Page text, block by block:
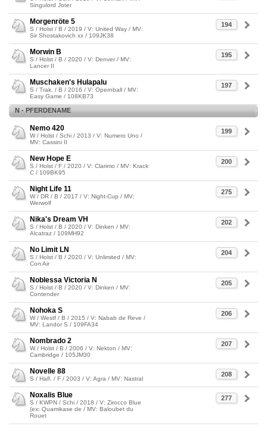
Singulord Joter
194
Morgenröte 5
S / Holst / B / 2019 / V: United Way / MV:
Sir Shostakovich xx / 109JK38
195
Morwin B
S / Holst / B / 2020 / V: Denver / MV:
Lancer II
197
Muschaken's Hulapalu
S / Trak. / B / 2016 / V: Opernball / MV:
Easy Game / 108KB73
N - PFERDENAME
199
Nemo 420
W / Holst / Schi / 2013 / V: Numero Uno /
MV: Cassini II
200
New Hope E
S / Holst / F / 2020 / V: Clarimo / MV: Krack
C / 109BK95
275
Night Life 11
W / DR / B / 2017 / V: Night-Cup / MV:
Werwolf
202
Nika's Dream VH
S / Holst / B / 2020 / V: Dinken / MV:
Alcatraz / 109MH92
204
No Limit LN
S / Holst / B / 2020 / V: Unlimited / MV:
Con Air
205
Noblessa Victoria N
S / Holst / B / 2020 / V: Dinken / MV:
Contender
206
Nohoka S
W / Westf / B / 2015 / V: Nabab de Reve /
MV: Landor S / 109FA34
207
Nombrado 2
W / Holst / B / 2006 / V: Nekton / MV:
Cambridge / 105JM30
208
Novelle 88
S / Hafl. / F / 2003 / V: Agra / MV: Nastral
277
Noxalis Blue
S / KWPN / Schi / 2018 / V: Zirocco Blue
(ex: Quamikase de / MV: Baloubet du
Rouet